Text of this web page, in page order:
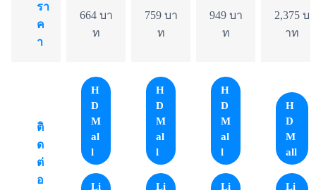
รา
ค
า
664 บา
ท
759 บา
ท
949 บา
ท
2,375 บ
าท
ติ
ด
ต่
อ
H
D
M
al
l
Li
H
D
M
al
l
Li
H
D
M
al
l
Li
H
D
M
all
Li